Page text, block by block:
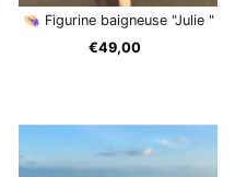
👒 Figurine baigneuse "Julie "
Prix
€49,00